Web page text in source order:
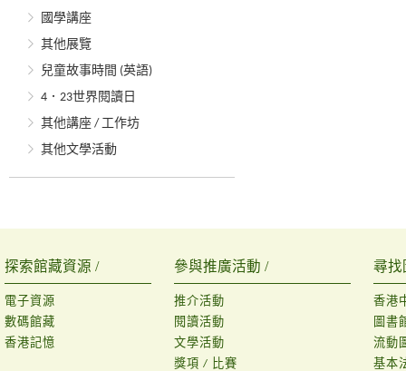
國學講座
其他展覽
兒童故事時間 (英語)
4．23世界閱讀日
其他講座 / 工作坊
其他文學活動
探索館藏資源 /
電子資源
數碼館藏
香港記憶
參與推廣活動 /
推介活動
閱讀活動
文學活動
獎項 / 比賽
尋找
香港
圖書
流動
基本